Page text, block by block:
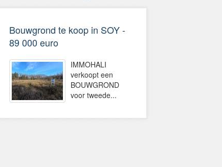
Bouwgrond te koop in SOY -
89 000 euro
IMMOHALI
verkoopt een
BOUWGROND
voor tweede...